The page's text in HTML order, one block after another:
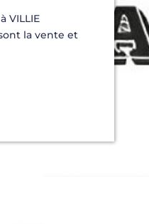
VILLIE
la vente et